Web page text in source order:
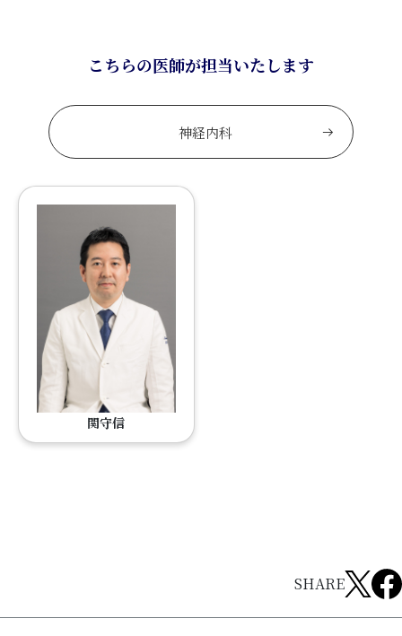
こちらの医師が担当いたします
神経内科
関守信
SHARE